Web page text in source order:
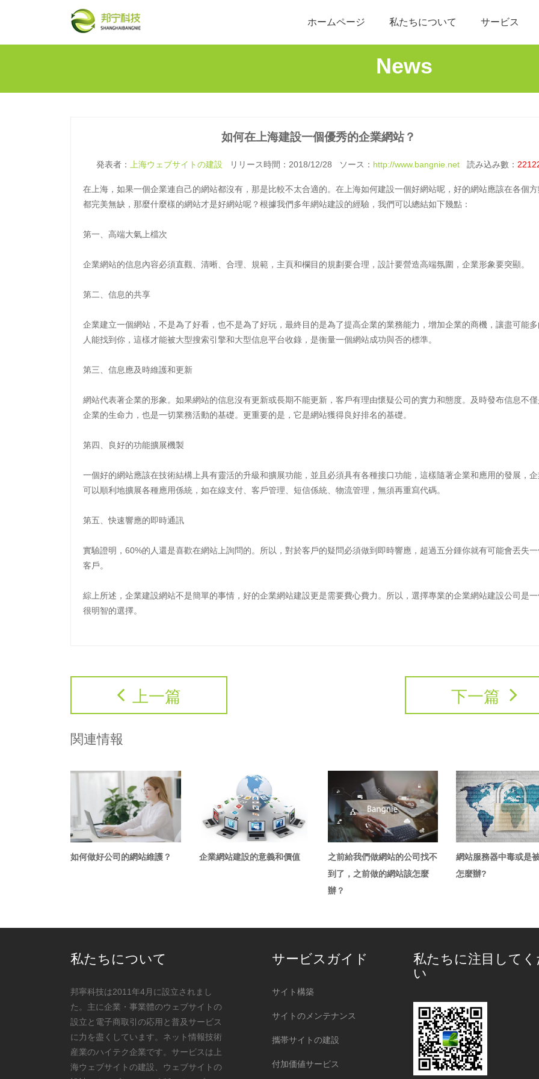
ホームページ 私たちについて サービス
News
如何在上海建設一個優秀的企業網站？
発表者： 上海ウェブサイトの建設 リリース時間：2018/12/28 ソース： http://www.bangnie.net読み込み數：
在上海，如果一個企業連自己的網站都沒有，那是比較不太合適的。在上海如何建設一個好網站呢，好的網站應該在各個
都完美無缺，那麼什麼樣的網站才是好網站呢？根據我們多年網站建設的經驗，我們可以總結如下幾點：
第一、高端大氣上檔次
企業網站的信息內容必須直觀、清晰、合理、規範，主頁和欄目的規劃要合理，設計要營造高端氛圍，企業形象要突顯。
第二、信息的共享
企業建立一個網站，不是為了好看，也不是為了好玩，最終目的是為了提高企業的業務能力，增加企業的商機，讓盡可能
人能找到你，這樣才能被大型搜索引擎和大型信息平台收錄，是衡量一個網站成功與否的標準。
第三、信息應及時維護和更新
網站代表著企業的形象。如果網站的信息沒有更新或長期不能更新，客戶有理由懷疑公司的實力和態度。及時發布信息不
企業的生命力，也是一切業務活動的基礎。更重要的是，它是網站獲得良好排名的基礎。
第四、良好的功能擴展機製
一個好的網站應該在技術結構上具有靈活的升級和擴展功能，並且必須具有各種接口功能，這樣隨著企業和應用的發展，
可以順利地擴展各種應用係統，如在線支付、客戶管理、短信係統、物流管理，無須再重寫代碼。
第五、快速響應的即時通訊
實驗證明，60%的人還是喜歡在網站上詢問的。所以，對於客戶的疑問必須做到即時響應，超過五分鍾你就有可能會丟失
客戶。
綜上所述，企業建設網站不是簡單的事情，好的企業網站建設更是需要費心費力。所以，選擇專業的企業網站建設公司是
很明智的選擇。
上一篇 下一篇
関連情報
如何做好公司的網站維護？ 企業網站建設的意義和價值
之前給我們做網站的公司找不
到了，之前做的網站該怎麼
辦？
網站服務器中毒或是
怎麼辦?
私たちについて
邦寧科技は2011年4月に設立されまし
た。主に企業・事業體のウェブサイトの
設立と電子商取引の応用と普及サービス
に力を盡くしています。ネット情報技術
産業のハイテク企業です。サービスは上
海ウェブサイトの建設、ウェブサイトの
サービスガイド
サイト構築
サイトのメンテナンス
攜帯サイトの建設
付加価値サービス
私たちに注目して
い